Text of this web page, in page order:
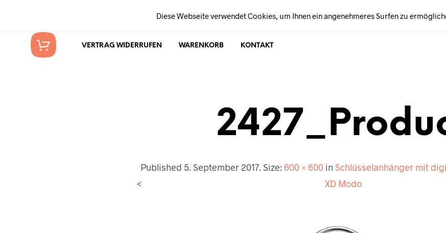
VERTRAG WIDERRUFEN WARENKORB KONTAKT
Published 5. September 2017. Size:600 × 600 inSchlüsselanhänger mit
XD Modo
<
Diese Webseite verwendet Cookies, um Ihnen ein angenehmeres Surfen zu